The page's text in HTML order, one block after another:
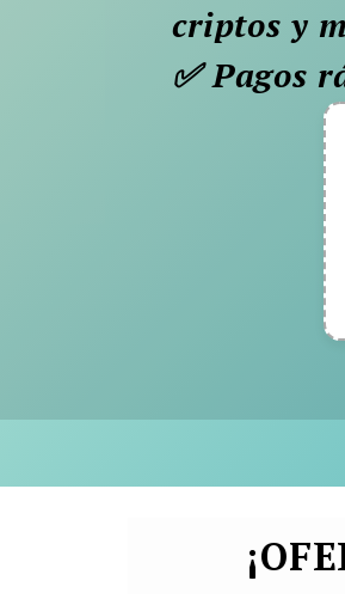
criptos y
✅ Pagos